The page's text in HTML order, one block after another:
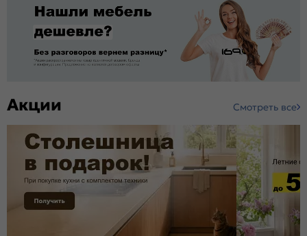
Акции Смотреть все